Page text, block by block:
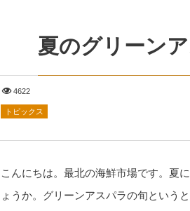
夏のグリーン
4622
トピックス
こんにちは。最北の海鮮市場です。夏
ょうか。グリーンアスパラの旬という